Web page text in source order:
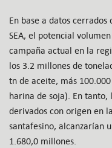
En base a datos
SEA, el potencial
campaña actual en la
los 3.2 millones de
tn de aceite, más
harina de soja). En tanto,
derivados con origen en
santafesino, alcanzarían
1.680,0 millones.